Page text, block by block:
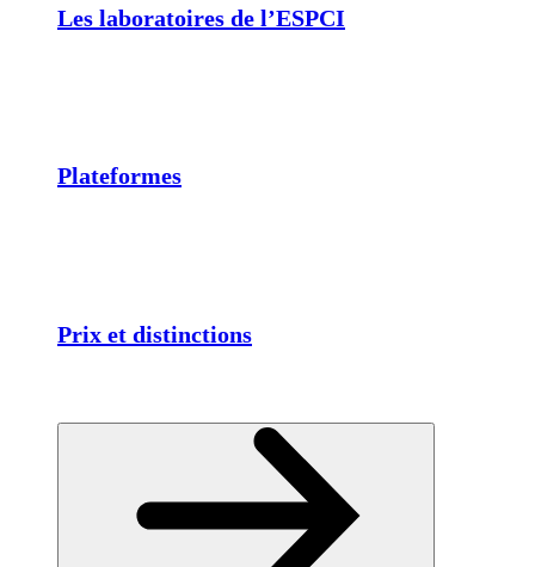
Les laboratoires de l’ESPCI
Plateformes
Prix et distinctions